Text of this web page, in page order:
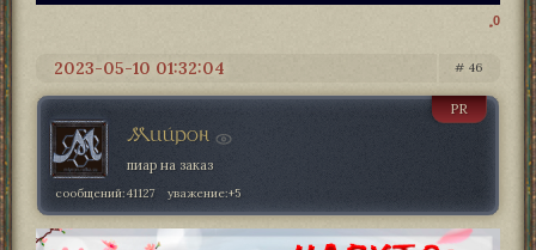
0
46
2023-05-10 01:32:04
Мийрон
PR
пиар на заказ
сообщений:41127 уважение:+5